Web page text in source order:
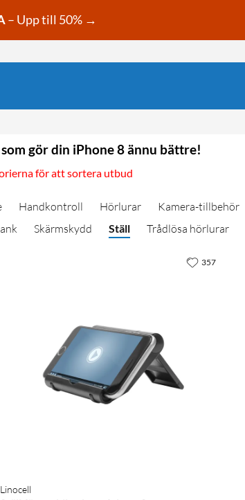
– Upp till 50% →
gör din iPhone 8 ännu bättre!
för att sortera utbud
Handkontroll Hörlurar Kamera-tillbehör
Skärmskydd Ställ Trådlösa hörlurar
Linocell
357